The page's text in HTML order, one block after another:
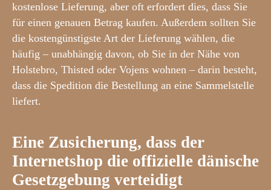
kostenlose Lieferung, aber oft erfordert dies, dass Sie
für einen genauen Betrag kaufen. Außerdem sollten Sie
die kostengünstigste Art der Lieferung wählen, die
häufig – unabhängig davon, ob Sie in der Nähe von
Holstebro, Thisted oder Vojens wohnen – darin besteht,
dass die Spedition die Bestellung an eine Sammelstelle
liefert.
Eine Zusicherung, dass der
Internetshop die offizielle dänische
Gesetzgebung verteidigt